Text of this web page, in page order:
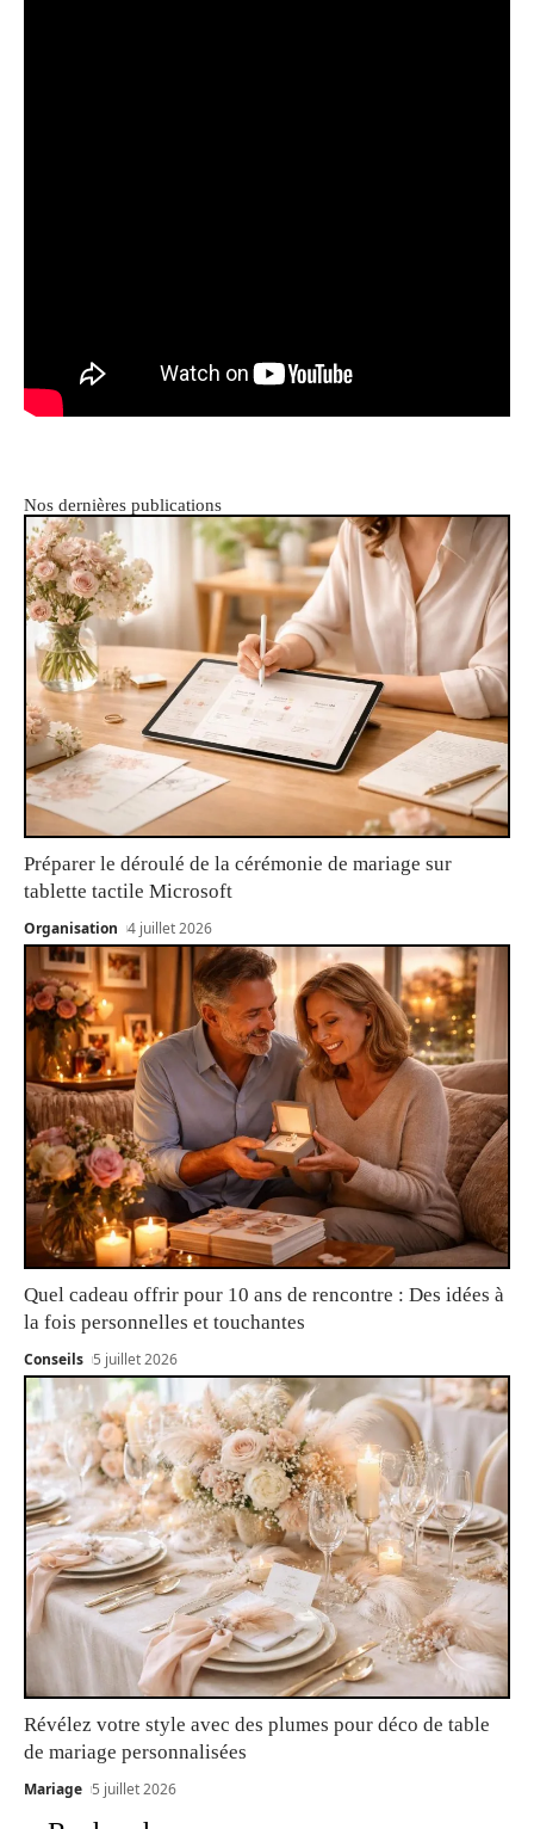
Nos dernières publications
Préparer le déroulé de la cérémonie de mariage sur
tablette tactile Microsoft
Organisation 4 juillet 2026
Quel cadeau offrir pour 10 ans de rencontre : Des idées à
la fois personnelles et touchantes
Conseils 5 juillet 2026
Révélez votre style avec des plumes pour déco de table
de mariage personnalisées
Mariage 5 juillet 2026